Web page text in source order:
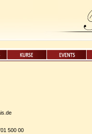
500 00